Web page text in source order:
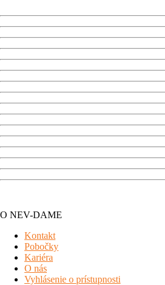
O NEV-DAME
Kontakt
Pobočky
Kariéra
O nás
Vyhlásenie o prístupnosti